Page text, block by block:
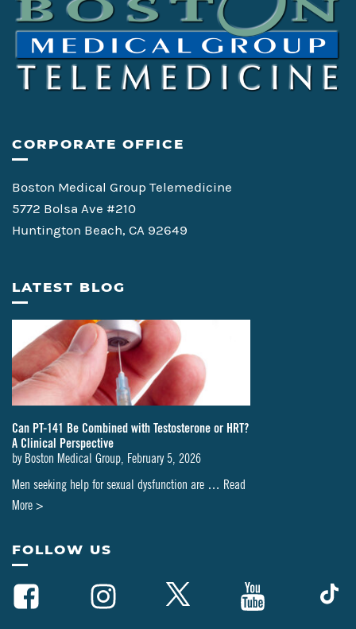
CORPORATE OFFICE
Boston Medical Group Telemedicine
5772 Bolsa Ave #210
Huntington Beach, CA 92649
LATEST BLOG
Can PT-141 Be Combined with Testosterone or HRT?
A Clinical Perspective
by Boston Medical Group February 5, 2026
Men seeking help for sexual dysfunction are … Read
More >
PT-
FOLLOW US